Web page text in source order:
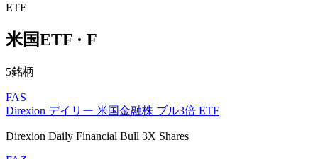
ETF
米国ETF · F
5銘柄
FAS
Direxion デイリー 米国金融株 ブル3倍 ETF
Direxion Daily Financial Bull 3X Shares